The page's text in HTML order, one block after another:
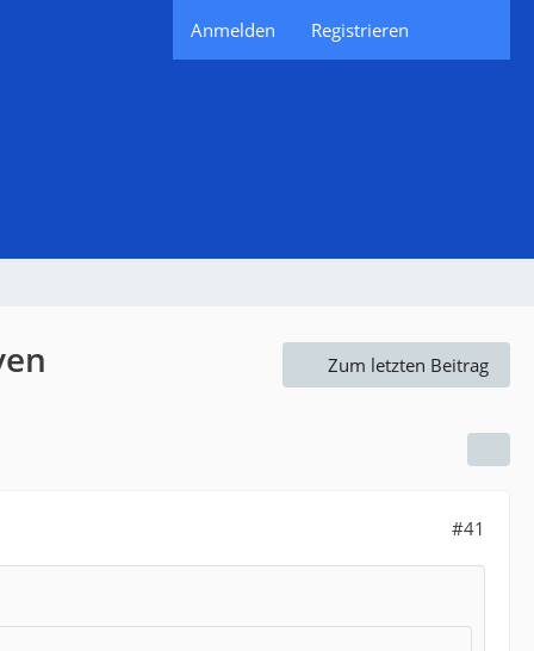
Anmelden Registrieren
Zum letzten Beitrag
#41